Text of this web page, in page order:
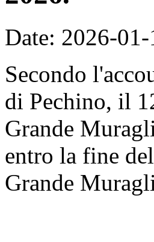
Date: 2026-01-
Secondo
di Pechino, il
Grande
entro la fine
Grande